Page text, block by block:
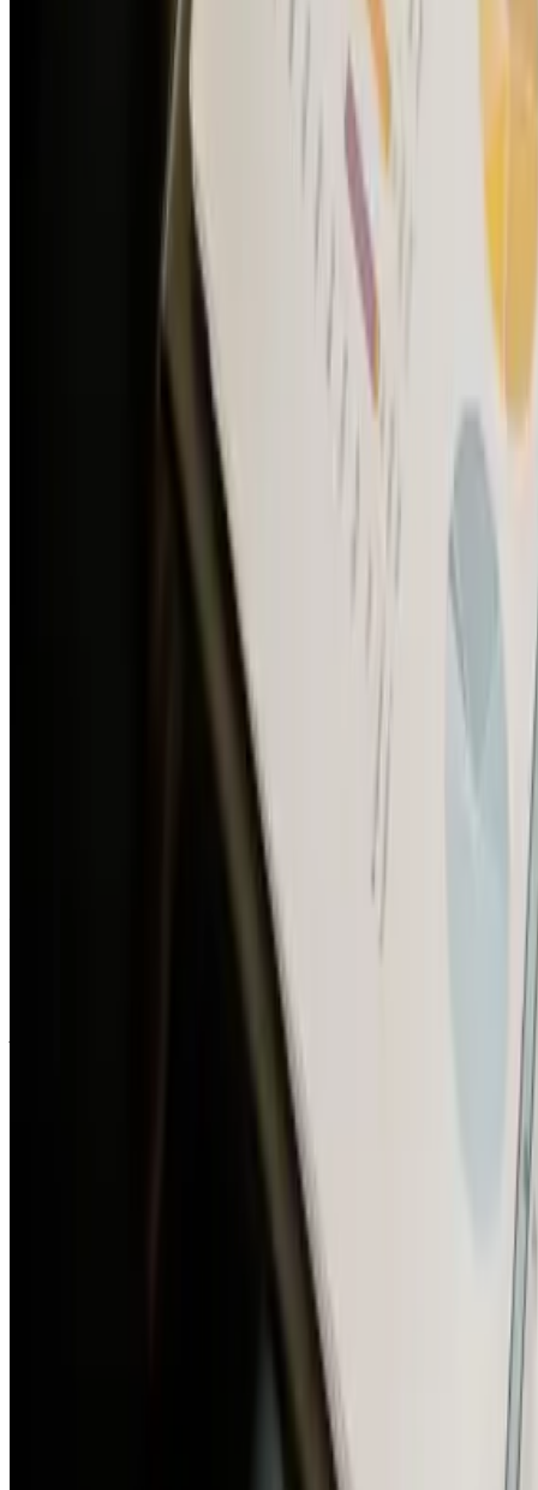
затраты на получение краткосрочных
нематериальных активов признаются
. Организации обосновывают такой
подход, как правило, несущественностью этих
✅Краткосрочные права оцениваются при признании
по сумме фактических затрат на их получение (далее
– себестоимость). Краткосрочные права оцениваются
после признания путем
определения части их себестоимости, которая
должна быть списана в текущем периоде, и
части, подлежащей списанию в следующем
. Указанная пропорция определяется
исходя из соотношения истекшего и
оставшегося периода использования актива, а
также с учетом того, чтобы несписанная часть
себестоимости не превысила возмещаемую
сумму актива.
✅Краткосрочные права представляются
в бухгалтерской отчетности с учетом
существенности отдельной статьей
оборотных активов
используемые объекты, так и
незаконченные разработки. Организация
присваивает наименование этой статье в
зависимости от того, какого рода объекты
в нее входят, чтобы ее содержание было
понятно пользователю бухгалтерской
отчетности.
Рекомендация БМЦ Р-163/2024-КпР
«Краткосрочные права»
(http://bmcenter.ru/Files/R-
KpR_Kratkosrochniye_NMA)
г. Красноярск, пр. Мира 7Г, офис 68